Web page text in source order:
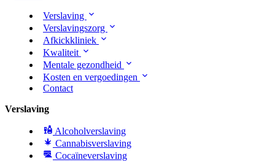
Verslaving
Verslavingszorg
Afkickkliniek
Kwaliteit
Mentale gezondheid
Kosten en vergoedingen
Contact
Verslaving
Alcoholverslaving
Cannabisverslaving
Cocaïneverslaving